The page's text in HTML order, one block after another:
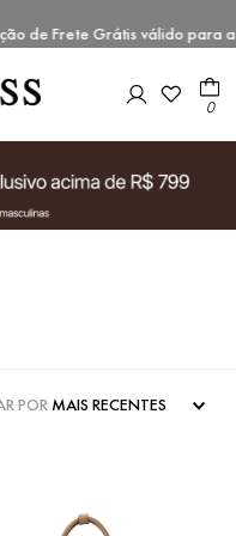
Grátis válido
0
POR MAIS RECENTES